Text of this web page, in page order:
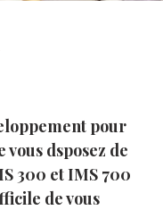
pour
vous dsposez de
300 et IMS 700
de vous